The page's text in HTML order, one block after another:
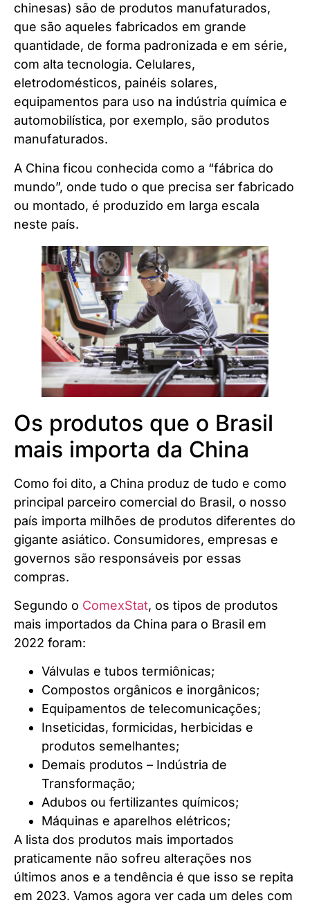
chinesas) são de produtos manufaturados,
que são aqueles fabricados em grande
quantidade, de forma padronizada e em série,
com alta tecnologia. Celulares,
eletrodomésticos, painéis solares,
equipamentos para uso na indústria química e
automobilística, por exemplo, são produtos
manufaturados.
A China ficou conhecida como a “fábrica do
mundo”, onde tudo o que precisa ser fabricado
ou montado, é produzido em larga escala
neste país.
Os produtos que o Brasil
mais importa da China
Como foi dito, a China produz de tudo e como
principal parceiro comercial do Brasil, o nosso
país importa milhões de produtos diferentes do
gigante asiático. Consumidores, empresas e
governos são responsáveis por essas
compras.
Segundo o ComexStat, os tipos de produtos
mais importados da China para o Brasil em
2022 foram:
Válvulas e tubos termiônicas;
Compostos orgânicos e inorgânicos;
Equipamentos de telecomunicações;
Inseticidas, formicidas, herbicidas e
produtos semelhantes;
Demais produtos – Indústria de
Transformação;
Adubos ou fertilizantes químicos;
Máquinas e aparelhos elétricos;
A lista dos produtos mais importados
praticamente não sofreu alterações nos
últimos anos e a tendência é que isso se repita
em 2023. Vamos agora ver cada um deles com